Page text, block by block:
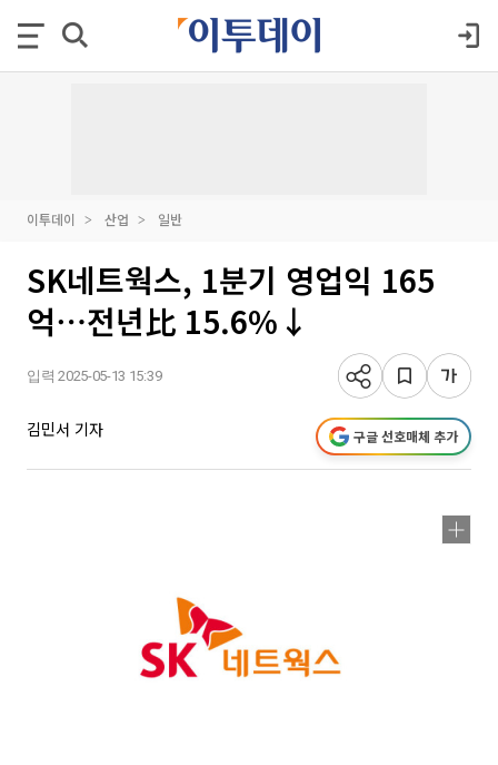
이투데이 산업 일반
SK네트웍스, 1분기 영업익 165
억⋯전년比 15.6%↓
입력 2025-05-13 15:39
김민서 기자 구글 선호매체 추가